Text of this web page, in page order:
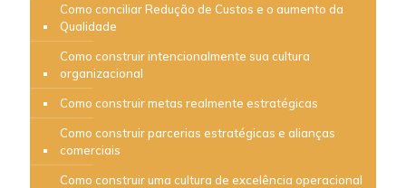
Como conciliar Redução de Custos e o aumento da
Qualidade
Como construir intencionalmente sua cultura
organizacional
Como construir metas realmente estratégicas
Como construir parcerias estratégicas e alianças
comerciais
Como construir uma cultura de excelência operacional